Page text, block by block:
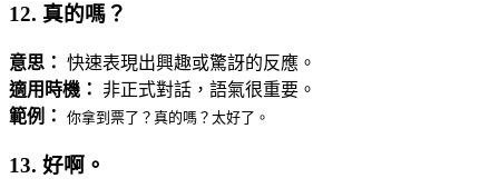
12. 真的嗎？
意思： 快速表現出興趣或驚訝的反應。
適用時機：
非正式對話，語氣很重要。
範例：
你拿到票了？真的嗎？太好了。
13. 好啊。